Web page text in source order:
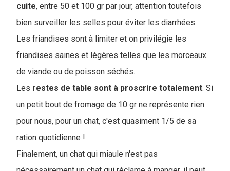
cuite, entre 50 et 100 gr par jour, attention toutefois
bien surveiller les selles pour éviter les diarrhées.
Les friandises sont à limiter et on privilégie les
friandises saines et légères telles que les morceaux
de viande ou de poisson séchés.
Les restes de table sont à proscrire totalement. Si
un petit bout de fromage de 10 gr ne représente rien
pour nous, pour un chat, c'est quasiment 1/5 de sa
ration quotidienne !
Finalement, un chat qui miaule n'est pas